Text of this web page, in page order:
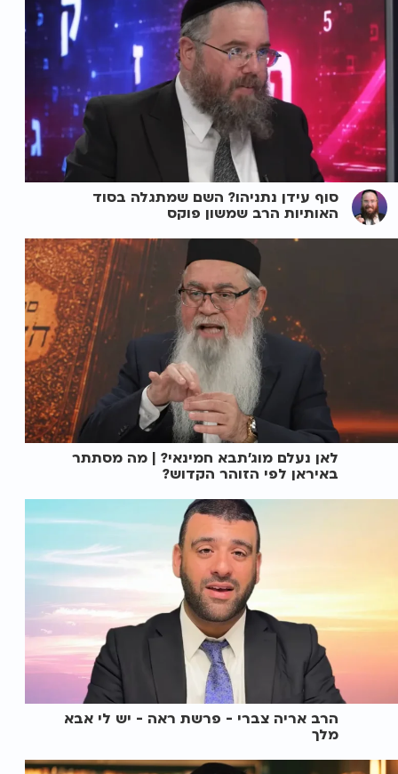
סוף עידן נתניהו? השם שמתגלה בסוד
האותיות הרב שמשון פוקס
לאן נעלם מוג'תבא חמינאי? | מה מסתתר
באיראן לפי הזוהר הקדוש?
הרב אריה צברי - פרשת ראה - יש לי אבא
מלך